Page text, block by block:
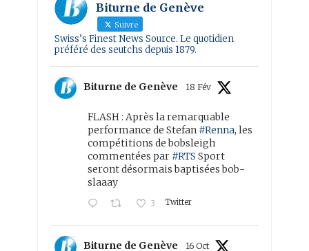
Biturne de Genève
Suivre
Swiss’s Finest News Source. Le quotidien
préféré des seutchs depuis 1879.
Biturne de Genève 18 Fév
FLASH : Après la remarquable
performance de Stefan #Renna, les
compétitions de bobsleigh
commentées par #RTS Sport
seront désormais baptisées bob-
slaaay
3 Twitter
Biturne de Genève 16 Oct